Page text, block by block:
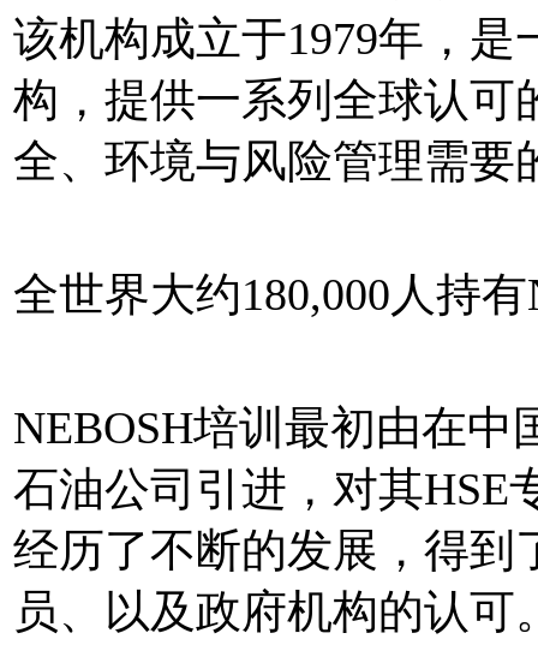
该机构成立于1979年，
构，提供一系列全球认可
全、环境与风险管理需要
全世界大约180,000人持
NEBOSH培训最初由在
石油公司引进，对其HSE
经历了不断的发展，得到
员、以及政府机构的认可